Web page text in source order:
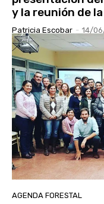
y la reunión de
Patricia Escobar - 14/
AGENDA FORESTAL